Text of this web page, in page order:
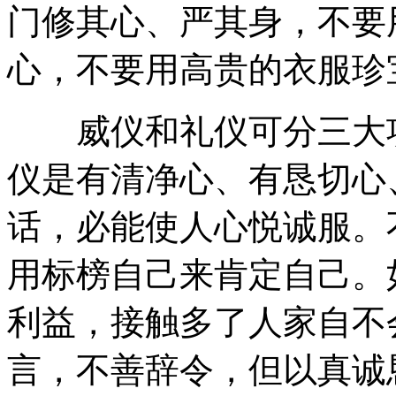
门修其心、严其身，不
心，不要用高贵的衣服
威仪和礼仪可分三大
仪是有清净心、有恳切
话，必能使人心悦诚服
用标榜自己来肯定自己
利益，接触多了人家自
言，不善辞令，但以真